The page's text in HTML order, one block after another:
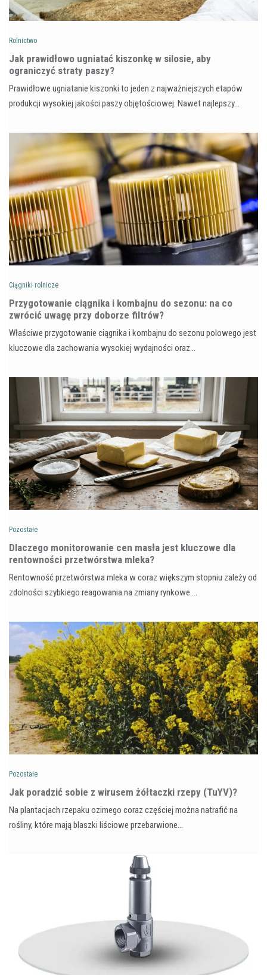
Rolnictwo
Jak prawidłowo ugniatać kiszonkę w silosie, aby
ograniczyć straty paszy?
Prawidłowe ugniatanie kiszonki to jeden z najważniejszych etapów
produkcji wysokiej jakości paszy objętościowej. Nawet najlepszy…
Ciągniki rolnicze
Przygotowanie ciągnika i kombajnu do sezonu: na co
zwrócić uwagę przy doborze filtrów?
Właściwe przygotowanie ciągnika i kombajnu do sezonu polowego jest
kluczowe dla zachowania wysokiej wydajności oraz…
Pozostałe
Dlaczego monitorowanie cen masła jest kluczowe dla
rentowności przetwórstwa mleka?
Rentowność przetwórstwa mleka w coraz większym stopniu zależy od
zdolności szybkiego reagowania na zmiany rynkowe.…
Pozostałe
​Jak poradzić sobie z wirusem żółtaczki rzepy (TuYV)?
Na plantacjach rzepaku ozimego coraz częściej można natrafić na
rośliny, które mają blaszki liściowe przebarwione…